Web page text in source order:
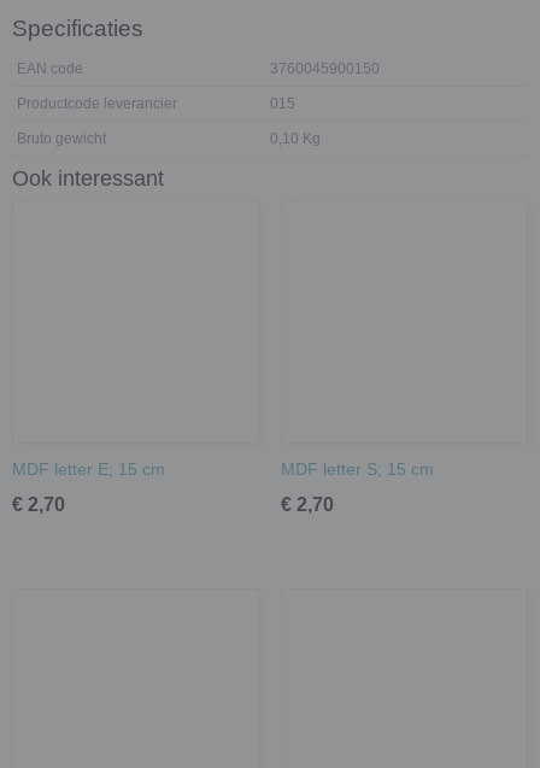
Specificaties
EAN code 3760045900150
Productcode leverancier 015
Bruto gewicht 0,10 Kg
Ook interessant
MDF letter E; 15 cm
€ 2,70
MDF letter S; 15 cm
€ 2,70